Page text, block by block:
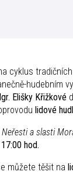
cyklus
hudebním
Elišky Křižkové
lidové
Neřesti a slasti
hod.
můžete těšit na